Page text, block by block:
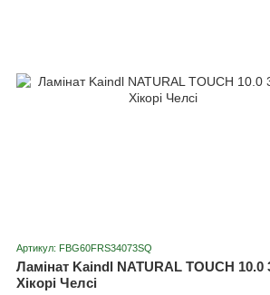
Артикул: FBG60FRS34073SQ
Ламінат Kaindl NATURAL TOUCH 10.0
Хікорі Челсі